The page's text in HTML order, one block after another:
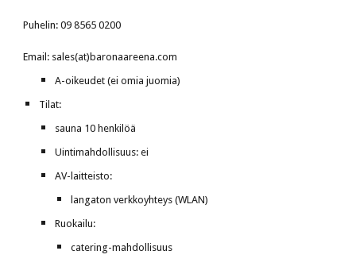
Puhelin: 09 8565 0200
Email: sales(at)baronaareena.com
A-oikeudet (ei omia juomia)
Tilat:
sauna 10 henkilöä
Uintimahdollisuus: ei
AV-laitteisto:
langaton verkkoyhteys (WLAN)
Ruokailu:
catering-mahdollisuus